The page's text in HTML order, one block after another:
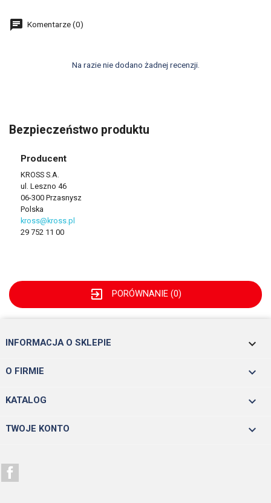
Komentarze (0)
Na razie nie dodano żadnej recenzji.
Bezpieczeństwo produktu
Producent
KROSS S.A.
ul. Leszno 46
06-300 Przasnysz
Polska
kross@kross.pl
29 752 11 00
exit_to_app PORÓWNANIE (0)
INFORMACJA O SKLEPIE keyboard_arrow_down
O FIRMIE 
KATALOG 
TWOJE KONTO 